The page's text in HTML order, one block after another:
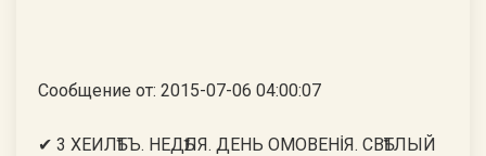
Сообщение от: 2015-07-06 04:00:07
✔ 3 ХЕИЛѢТЪ. НЕДѢЛЯ. ДЕНЬ ОМОВЕНİЯ. СВѢТЛЫЙ